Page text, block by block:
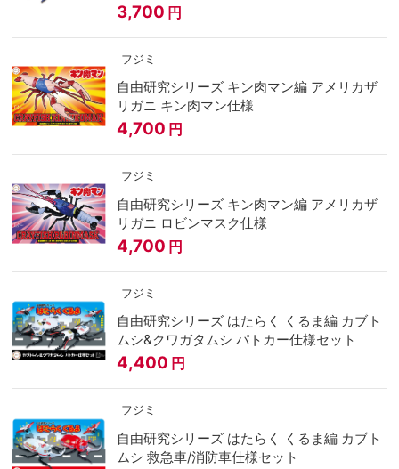
3,700 円
フジミ
自由研究シリーズ キン肉マン編 アメリカザ
リガニ キン肉マン仕様
4,700 円
フジミ
自由研究シリーズ キン肉マン編 アメリカザ
リガニ ロビンマスク仕様
4,700 円
フジミ
自由研究シリーズ はたらく くるま編 カブト
ムシ&クワガタムシ パトカー仕様セット
4,400 円
フジミ
自由研究シリーズ はたらく くるま編 カブト
ムシ 救急車/消防車仕様セット